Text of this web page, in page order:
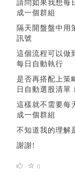
請問如果我想每
成一個群組
隔天開盤盤中用
訊號
這個流程可以做
每日自動執行
是否再搭配上策
日自動選股清單
這樣就不需要每
成一個群組
不知道我的理解
謝謝!
0